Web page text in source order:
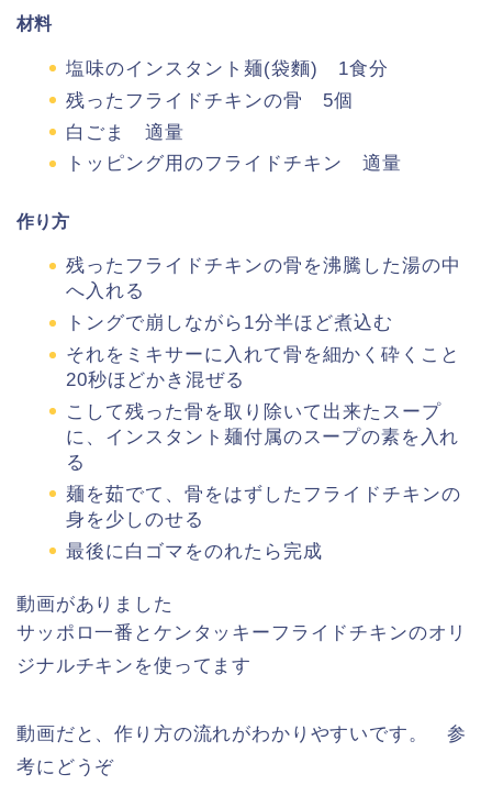
材料
塩味のインスタント麺(袋麵) 1食分
残ったフライドチキンの骨 5個
白ごま 適量
トッピング用のフライドチキン 適量
作り方
残ったフライドチキンの骨を沸騰した湯の中
へ入れる
トングで崩しながら1分半ほど煮込む
それをミキサーに入れて骨を細かく砕くこと
20秒ほどかき混ぜる
こして残った骨を取り除いて出来たスープ
に、インスタント麺付属のスープの素を入れ
る
麺を茹でて、骨をはずしたフライドチキンの
身を少しのせる
最後に白ゴマをのれたら完成
動画がありました
サッポロ一番とケンタッキーフライドチキンのオリ
ジナルチキンを使ってます
動画だと、作り方の流れがわかりやすいです。 参
考にどうぞ